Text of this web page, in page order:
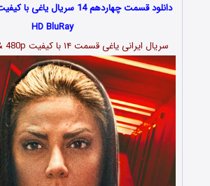
HD BluRay
سریال ایرانی یاغی قسمت۱۴با کیفیت 1080p & 720p & 480p